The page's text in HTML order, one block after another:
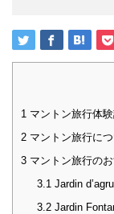
1 マントン旅行体
2 マントン旅行に
3 マントン旅行の
3.1 Jardin
3.2Jardin